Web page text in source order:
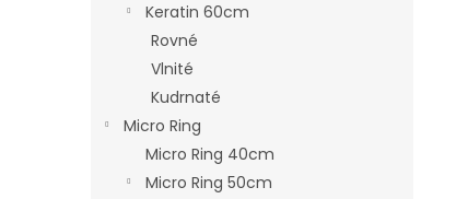
Keratin 60cm
Rovné
Vlnité
Kudrnaté
Micro Ring
Micro Ring 40cm
Micro Ring 50cm